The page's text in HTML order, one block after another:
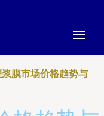
浆膜市场价格趋势与